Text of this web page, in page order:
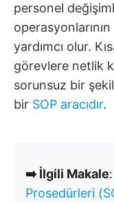
personel
yardımcı olur.
görevlere netlik
sorunsuz bir
bir SOP aracıdır.
➡️ İlgili Makale:
Prosedürleri